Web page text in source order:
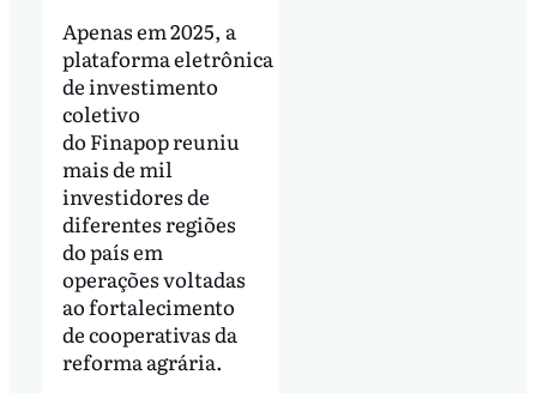
Apenas em 2025, a
plataforma eletrônica
de investimento
coletivo
do Finapop reuniu
mais de mil
investidores de
diferentes regiões
do país em
operações voltadas
ao fortalecimento
de cooperativas da
reforma agrária.